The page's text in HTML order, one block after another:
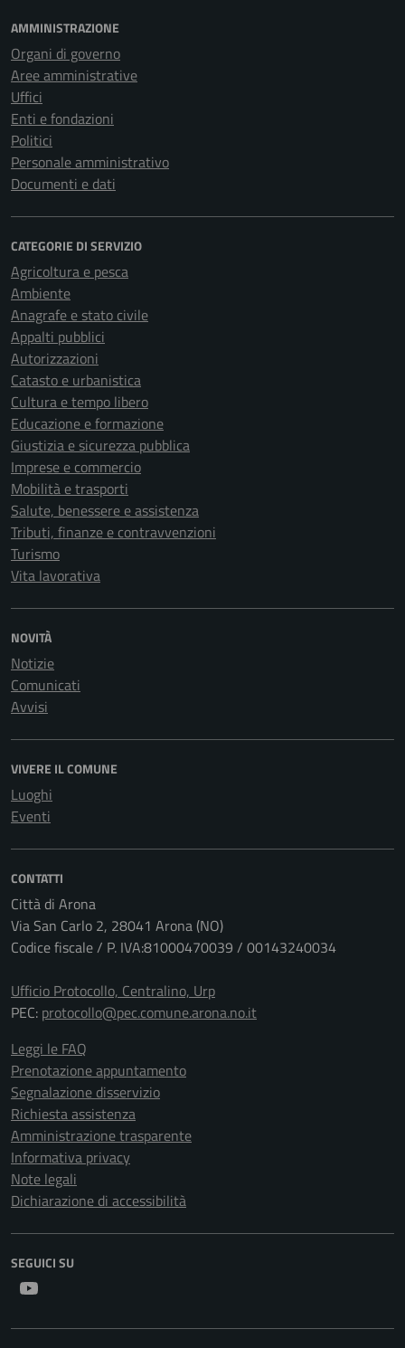
AMMINISTRAZIONE
Organi di governo
Aree amministrative
Uffici
Enti e fondazioni
Politici
Personale amministrativo
Documenti e dati
CATEGORIE DI SERVIZIO
Agricoltura e pesca
Ambiente
Anagrafe e stato civile
Appalti pubblici
Autorizzazioni
Catasto e urbanistica
Cultura e tempo libero
Educazione e formazione
Giustizia e sicurezza pubblica
Imprese e commercio
Mobilità e trasporti
Salute, benessere e assistenza
Tributi, finanze e contravvenzioni
Turismo
Vita lavorativa
NOVITÀ
Notizie
Comunicati
Avvisi
VIVERE IL COMUNE
Luoghi
Eventi
CONTATTI
Città di Arona
Via San Carlo 2, 28041 Arona (NO)
Codice fiscale / P. IVA:81000470039 / 00143240034
Ufficio Protocollo, Centralino, Urp
PEC: protocollo@pec.comune.arona.no.it
Leggi le FAQ
Prenotazione appuntamento
Segnalazione disservizio
Richiesta assistenza
Amministrazione trasparente
Informativa privacy
Note legali
Dichiarazione di accessibilità
SEGUICI SU